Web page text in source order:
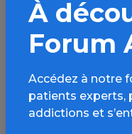
Facebook
À
Forum
Accédez à notre
patients experts,
addictions et